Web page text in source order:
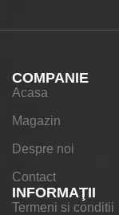
COMPANIE
Acasa
Magazin
Despre noi
Contact
INFORMAŢII
Termeni si conditii